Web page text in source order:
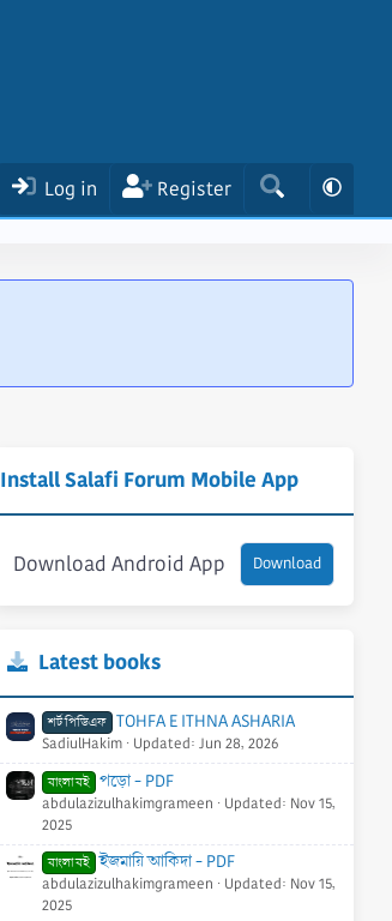
Log in Register
Install Salafi Forum Mobile App
Download Android App Download
Latest books
শর্ট পিডিএফ TOHFA E ITHNA ASHARIA
SadiulHakim Updated: Jun 28, 2026
বাংলা বই পড়ো - PDF
abdulazizulhakimgrameen Updated: Nov 15,
2025
বাংলা বই ইজমায়ি আকিদা - PDF
abdulazizulhakimgrameen Updated: Nov 15,
2025